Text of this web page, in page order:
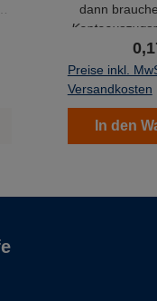
dann
Mappe
abheften und
Preise inkl.
Versandkosten
In den